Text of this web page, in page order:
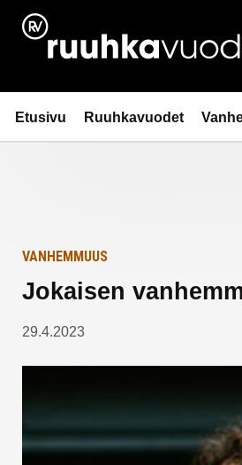
Siirry
sisältöön
Ruuhkavuodet.fi
Etusivu Ruuhkavuodet
Etusivulle
VANHEMMUUS
Jokaisen
29.4.2023